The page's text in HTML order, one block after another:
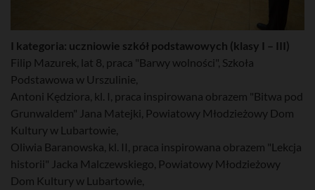
I kategoria: uczniowie szkół podstawowych (klasy I – III)
Filip Mazurek, lat 8, praca "Barwy wolności", Szkoła
Podstawowa w Urszulinie,
Antoni Kędziora, kl. I, praca inspirowana obrazem "Bitwa pod
Grunwaldem" Jana Matejki, Powiatowy Młodzieżowy Dom
Kultury w Lubartowie,
Oliwia Baranowska, kl. II, praca inspirowana obrazem "Lekcja
historii" Jacka Malczewskiego, Powiatowy Młodzieżowy
Dom Kultury w Lubartowie,